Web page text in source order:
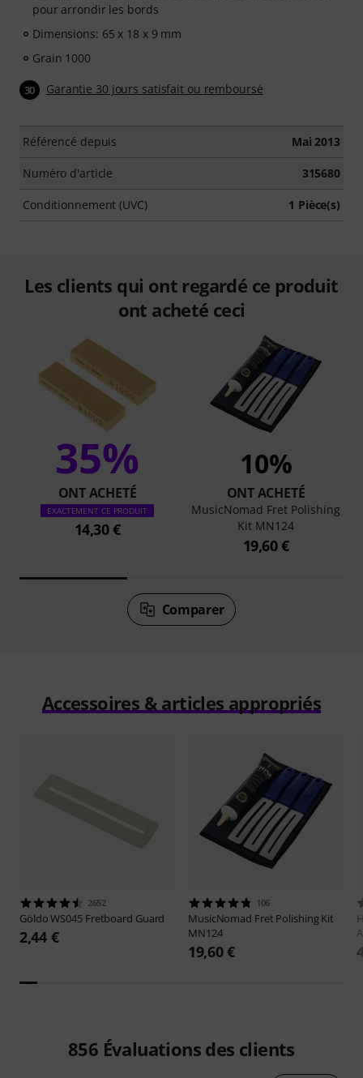
pour arrondir les bords
Dimensions: 65 x 18 x 9 mm
Grain 1000
30 Garantie 30 jours satisfait ou remboursé
Référencé depuis Mai 2013
Numéro d'article 315680
Conditionnement (UVC) 1 Pièce(s)
Les clients qui ont regardé ce produit
ont acheté ceci
35%
ONT ACHETÉ
EXACTEMENT CE PRODUIT
14,30 €
10%
ONT ACHETÉ
MusicNomad Fret Polishing
Kit MN124
19,60 €
Comparer
Accessoires & articles appropriés
2652
GöldoWS045 Fretboard Guard
2,44 €
106
MusicNomad Fret Polishing Kit
MN124
19,60 €
856 Évaluations des clients